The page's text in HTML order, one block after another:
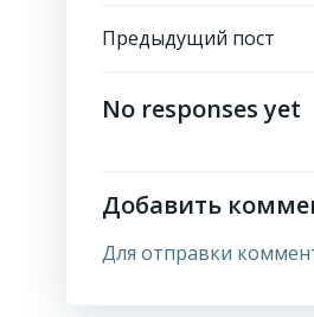
по
Предыдущий пост
No responses yet
Добавить
Для отправки